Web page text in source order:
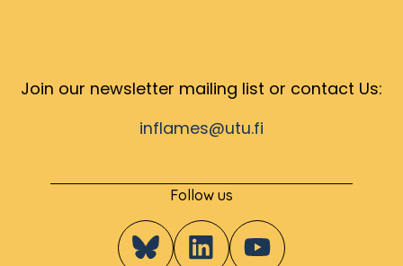
Join our newsletter mailing list or contact Us:
inflames@utu.fi
Follow us